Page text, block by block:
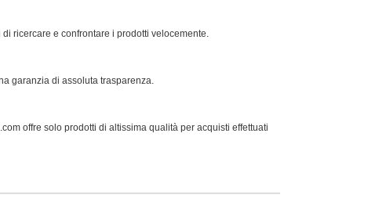
ricercare e confrontare i prodotti velocemente.
garanzia di assoluta trasparenza.
offre solo prodotti di altissima qualità per acquisti effettuati